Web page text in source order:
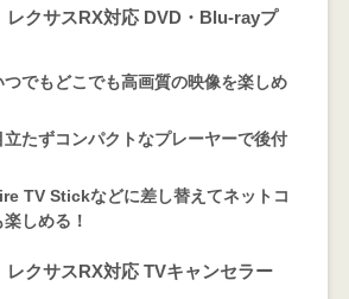
クサスRX対応 DVD・Blu-rayプ
つでもどこでも高画質の映像を楽しめ
立たずコンパクトなプレーヤーで後付
TV Stickなどに差し替えてネットコ
しめる！
クサスRX対応 TVキャンセラー